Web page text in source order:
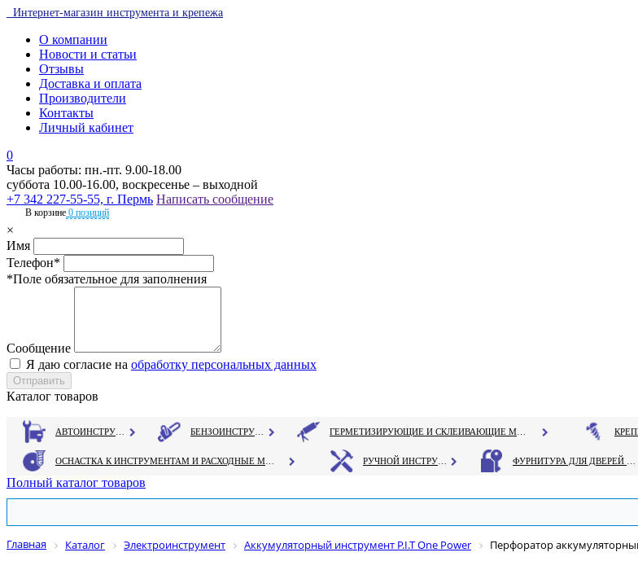
Интернет-магазин инструмента и крепежа
О компании
Новости и статьи
Отзывы
Доставка и оплата
Производители
Контакты
Личный кабинет
0
Часы работы: пн.-пт. 9.00-18.00
суббота 10.00-16.00, воскресенье – выходной
+7 342 227-55-55, г. Пермь Написать сообщение
В корзине 0 позиций
×
Имя
Телефон*
*Поле обязательное для заполнения
Сообщение
Я даю согласие на обработку персональных данных
Каталог товаров
Полный каталог товаров
Главная Каталог Электроинструмент Аккумуляторный инструмент P.I.T One Power Перфоратор